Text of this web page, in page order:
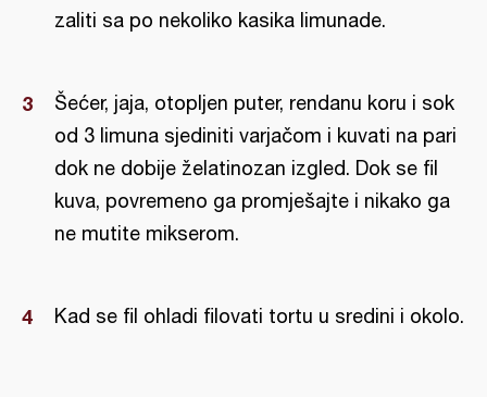
zaliti sa po nekoliko kasika limunade.
Šećer, jaja, otopljen puter, rendanu koru i sok
od 3 limuna sjediniti varjačom i kuvati na pari
dok ne dobije želatinozan izgled. Dok se fil
kuva, povremeno ga promješajte i nikako ga
ne mutite mikserom.
Kad se fil ohladi filovati tortu u sredini i okolo.